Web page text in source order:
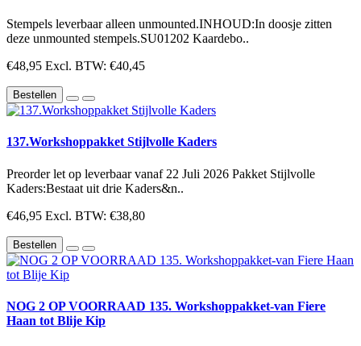
Stempels leverbaar alleen unmounted.INHOUD:In doosje zitten
deze unmounted stempels.SU01202 Kaardebo..
€48,95 Excl. BTW: €40,45
Bestellen
137.Workshoppakket Stijlvolle Kaders
Preorder let op leverbaar vanaf 22 Juli 2026 Pakket Stijlvolle
Kaders:Bestaat uit drie Kaders&n..
€46,95 Excl. BTW: €38,80
Bestellen
NOG 2 OP VOORRAAD 135. Workshoppakket-van Fiere
Haan tot Blije Kip